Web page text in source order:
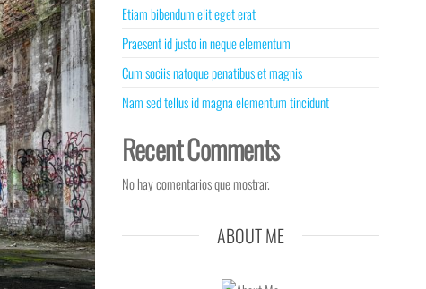
Etiam bibendum elit eget erat
Praesent id justo in neque elementum
Cum sociis natoque penatibus et magnis
Nam sed tellus id magna elementum tincidunt
Recent Comments
No hay comentarios que mostrar.
ABOUT ME